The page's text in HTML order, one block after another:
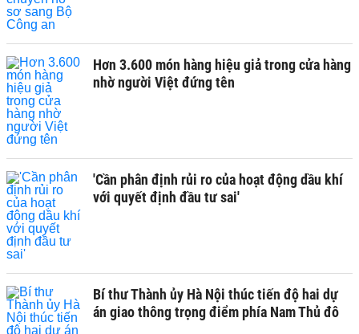
Hơn 3.600 món hàng hiệu giả trong cửa hàng
nhờ người Việt đứng tên
'Cần phân định rủi ro của hoạt động dầu khí
với quyết định đầu tư sai'
Bí thư Thành ủy Hà Nội thúc tiến độ hai dự
án giao thông trọng điểm phía Nam Thủ đô